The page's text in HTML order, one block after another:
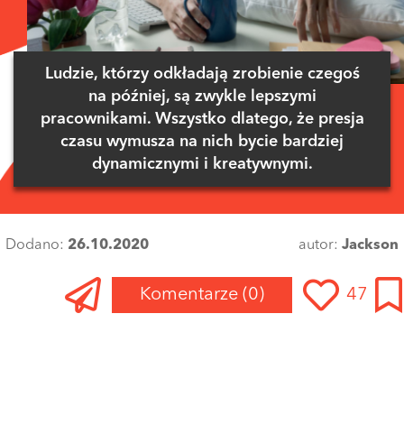
Ludzie, którzy odkładają zrobienie czegoś
na później, są zwykle lepszymi
pracownikami. Wszystko dlatego, że presja
czasu wymusza na nich bycie bardziej
dynamicznymi i kreatywnymi.
Dodano: 26.10.2020 autor: Jackson
Komentarze (0) 47